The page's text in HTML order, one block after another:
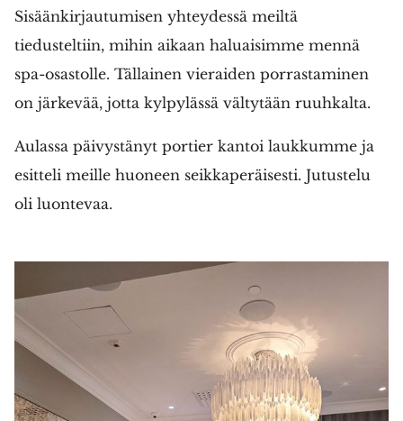
Sisäänkirjautumisen yhteydessä meiltä
tiedusteltiin, mihin aikaan haluaisimme mennä
spa-osastolle. Tällainen vieraiden porrastaminen
on järkevää, jotta kylpylässä vältytään ruuhkalta.
Aulassa päivystänyt portier kantoi laukkumme ja
esitteli meille huoneen seikkaperäisesti. Jutustelu
oli luontevaa.